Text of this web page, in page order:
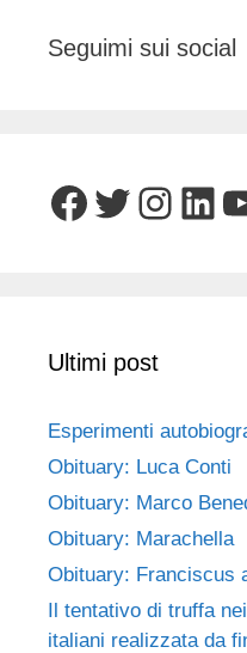
Seguimi sui social
Facebook
Twitter
Ultimi post
Esperimenti
Obituary: Luca Conti
Obituary: Marco
Obituary: Marachella
Obituary: Franciscus
Il tentativo di truffa
italiani realizzata da